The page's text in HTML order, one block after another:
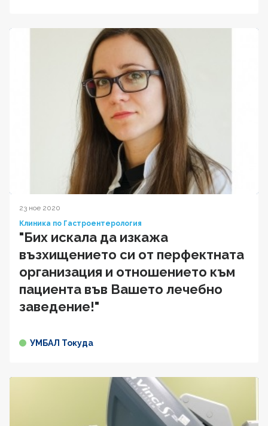
23 ное 2020
Клиника по Гастроентерология
"Бих искала да изкажа
възхищението си от перфектната
организация и отношението към
пациента във Вашето лечебно
заведение!"
УМБАЛ Токуда